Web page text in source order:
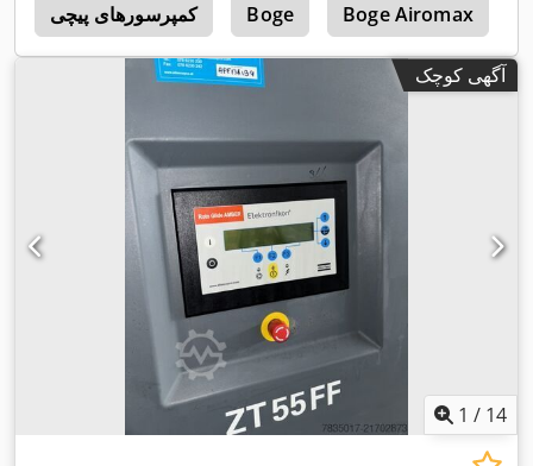
کمپرسورهای پیچی Boge Boge Airomax
آگهی کوچک
1 / 14